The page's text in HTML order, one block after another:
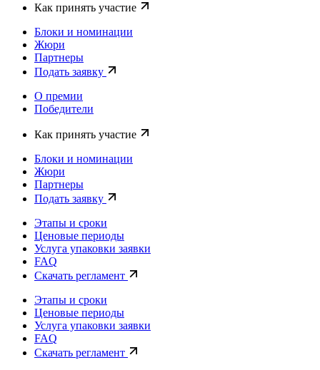
Как принять участие
Блоки и номинации
Жюри
Партнеры
Подать заявку
О премии
Победители
Как принять участие
Блоки и номинации
Жюри
Партнеры
Подать заявку
Этапы и сроки
Ценовые периоды
Услуга упаковки заявки
FAQ
Скачать регламент
Этапы и сроки
Ценовые периоды
Услуга упаковки заявки
FAQ
Скачать регламент